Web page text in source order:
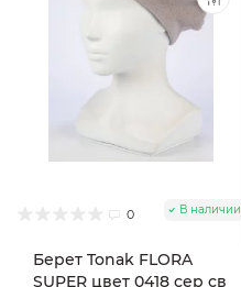
0 В наличии
Берет Tonak FLORA
SUPER цвет 0418 сер св